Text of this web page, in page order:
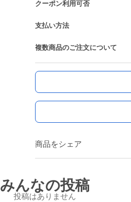
クーポン利用可否
支払い方法
複数商品のご注文について
商品をシェア
みんなの投稿
投稿はありません